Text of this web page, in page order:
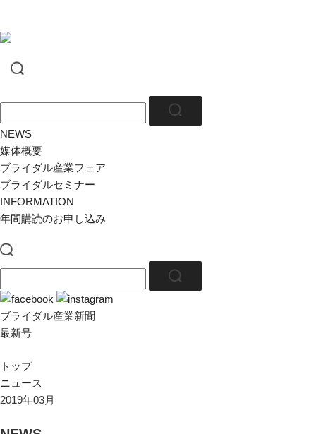
NEWS
媒体概要
ブライダル産業フェア
ブライダルセミナー
INFORMATION
年間購読のお申し込み
ブライダル産業新聞
最新号
トップ
ニュース
2019年03月